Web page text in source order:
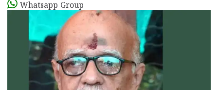
Whatsapp Group